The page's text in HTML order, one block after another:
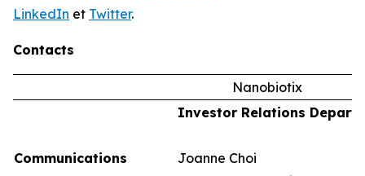
LinkedIn et Twitter.
Contacts
Nanobiotix
Communications
Investor Relations
Joanne Choi